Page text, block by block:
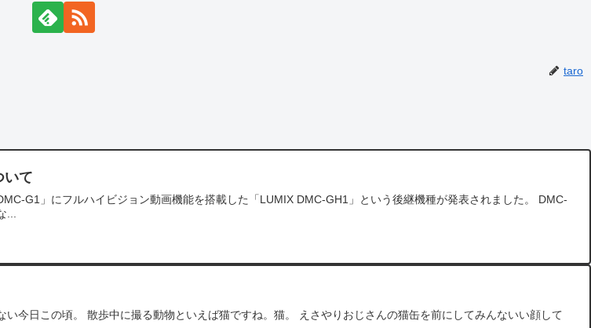
taro
いて
G1」にフルハイビジョン動画機能を搭載した「LUMIX DMC-GH1」という後継機種が発表されました。 DMC-
今日この頃。 散歩中に撮る動物といえば猫ですね。猫。 えさやりおじさんの猫缶を前にしてみんないい顔して